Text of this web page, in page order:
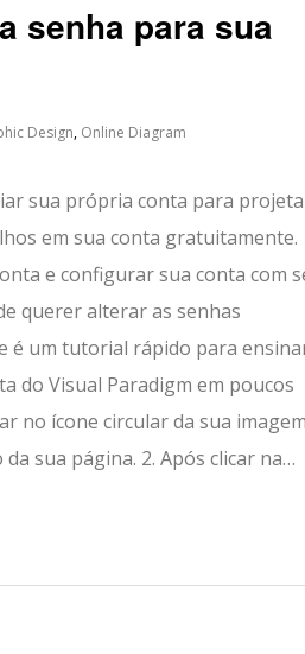
senha para sua
Design, Online Diagram
sua própria conta para
em sua conta gratuitamente.
e configurar sua conta com
querer alterar as senhas
é um tutorial rápido para
do Visual Paradigm em poucos
no ícone circular da sua imagem
sua página. 2. Após clicar na…